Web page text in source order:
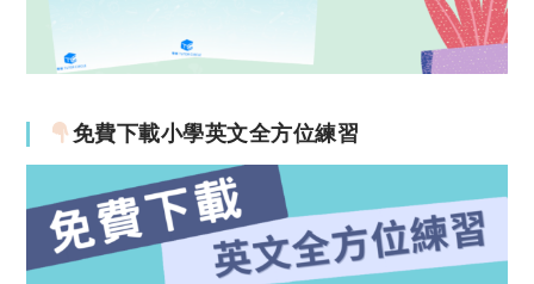
免費下載小學英文全方位練習